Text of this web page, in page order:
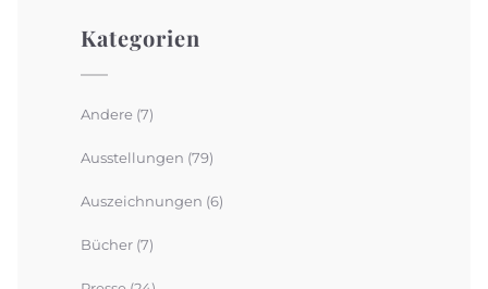
Kategorien
Andere (7)
Ausstellungen (79)
Auszeichnungen (6)
Bücher (7)